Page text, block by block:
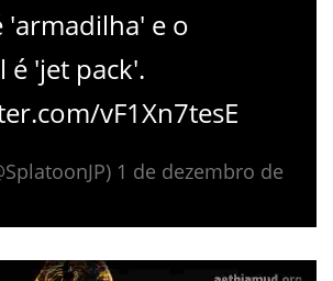
'armadilha' e o
é 'jet pack'.
vF1Xn7tesE
1 de dezembro de